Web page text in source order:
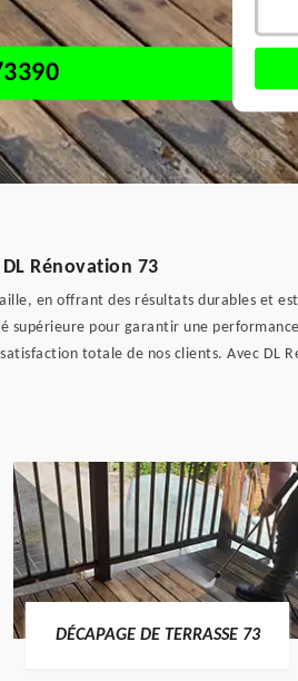
Rénovation 73
en offrant des résultats durables et
supérieure pour garantir une
totale de nos clients. Avec DL
DÉCAPAGE DE TERRASSE 73